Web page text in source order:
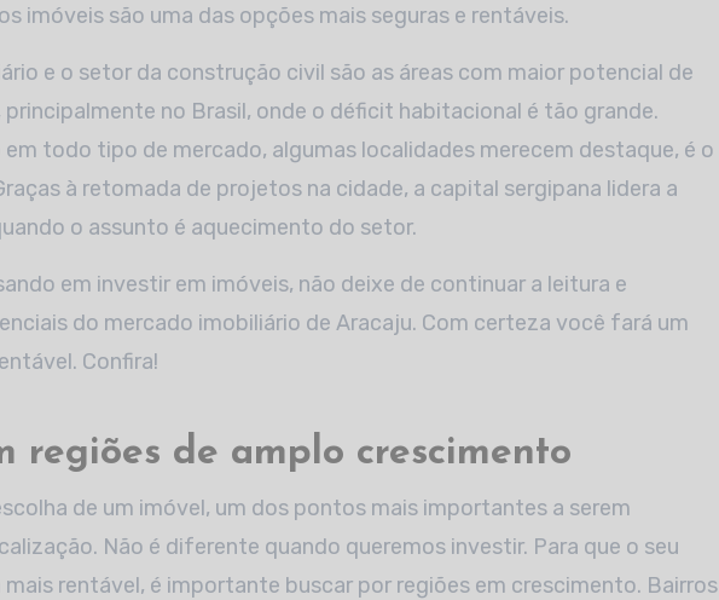
imóveis são uma das opções mais seguras e rentáveis.
e o setor da construção civil são as áreas com maior potencial de
no Brasil, onde o déficit habitacional é tão grande.
todo tipo de mercado, algumas localidades merecem destaque, é o
à retomada de projetos na cidade, a capital sergipana lidera a
o assunto é aquecimento do setor.
em investir em imóveis, não deixe de continuar a leitura e
do mercado imobiliário de Aracaju. Com certeza você fará um
Confira!
regiões de amplo crescimento
de um imóvel, um dos pontos mais importantes a serem
Não é diferente quando queremos investir. Para que o seu
rentável, é importante buscar por regiões em crescimento. Bairros